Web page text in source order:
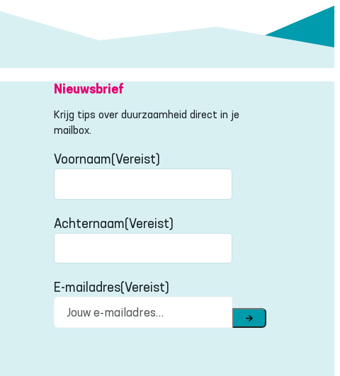
Nieuwsbrief
Krijg tips over duurzaamheid direct in je
mailbox.
Voornaam(Vereist)
Achternaam(Vereist)
E-mailadres(Vereist)
→